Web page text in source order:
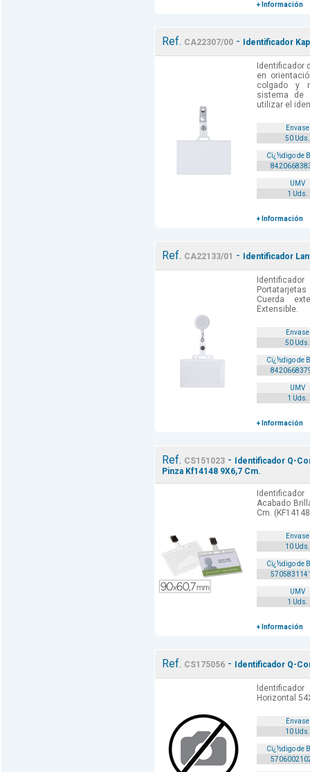
+ Información
Ref. CA22307/00- Identificador
Identificador
en
colgado y
sistema de
utilizar el
Envase
50 Uds.
Cï¿½digo de
UMV
1 Uds.
+ Información
Ref. CA22133/01 - Identificador
Cuerda
Extensible.
Envase
50 Uds.
Cï¿½digo de
UMV
1 Uds.
+ Información
Ref. CS151023-
Identificador Q-
Pinza Kf14148 9X6,7 Cm.
Acabado
Cm.
Envase
10 Uds.
Cï¿½digo de
UMV
1 Uds.
+ Información
Ref. CS175056- Identificador Q-
Horizontal
Envase
10 Uds.
Cï¿½digo de